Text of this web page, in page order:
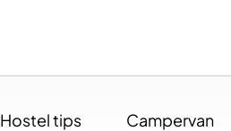
Hostel tips Campervan